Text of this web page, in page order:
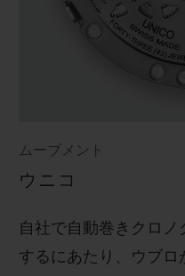
ムーブメント
ウニコ
自社で自動巻きクロ
するにあたり、ウブ